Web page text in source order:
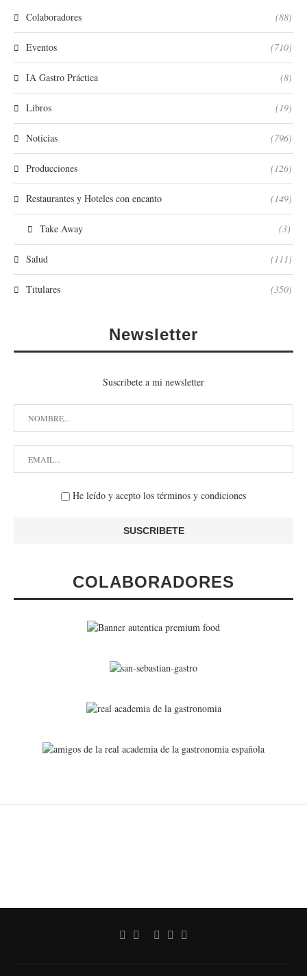
Colaboradores (88)
Eventos (710)
IA Gastro Práctica (8)
Libros (19)
Noticias (796)
Producciones (126)
Restaurantes y Hoteles con encanto (149)
Take Away (3)
Salud (111)
Titulares (350)
Newsletter
Suscribete a mi newsletter
He leído y acepto los términos y condiciones
COLABORADORES